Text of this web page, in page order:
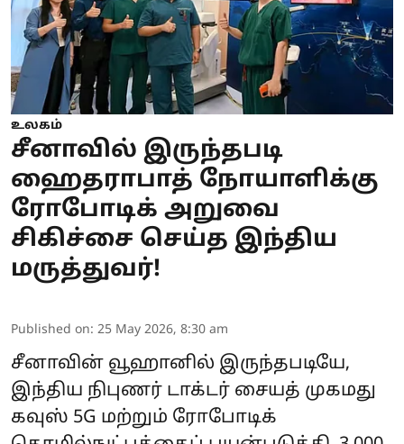
உலகம்
சீனாவில் இருந்தபடி
ஹைதராபாத் நோயாளிக்கு
ரோபோடிக் அறுவை
சிகிச்சை செய்த இந்திய
மருத்துவர்!
Published on: 25 May 2026, 8:30 am
சீனாவின் வூஹானில் இருந்தபடியே,
இந்திய நிபுணர் டாக்டர் சையத் முகமது
கவுஸ் 5G மற்றும் ரோபோடிக்